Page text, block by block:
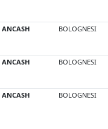
ANCASH
BOLOGNESI
ANCASH BOLOGNESI
ANCASH BOLOGNESI